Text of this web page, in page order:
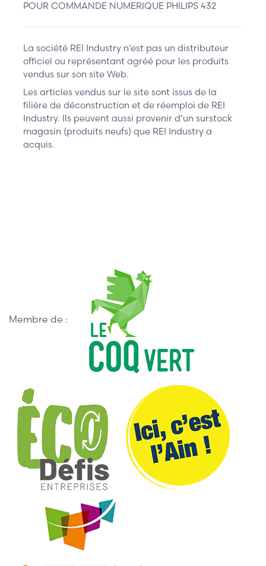
POUR COMMANDE NUMERIQUE PHILIPS 432
La société REI Industry n'est pas un distributeur
officiel ou représentant agréé pour les produits
vendus sur son site Web.
Les articles vendus sur le site sont issus de la
filière de déconstruction et de réemploi de REI
Industry. Ils peuvent aussi provenir d’un surstock
magasin (produits neufs) que REI Industry a
acquis.
Membre de :